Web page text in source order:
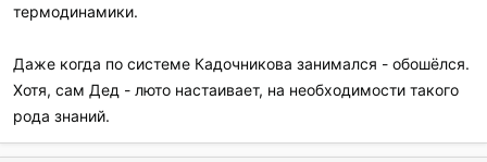
термодинамики.
Даже когда по системе Кадочникова занимался - обошёлся.
Хотя, сам Дед - люто настаивает, на необходимости такого
рода знаний.